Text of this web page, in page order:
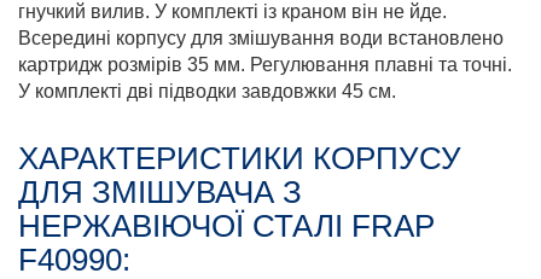
гнучкий вилив. У комплекті із краном він не йде.
Всередині корпусу для змішування води встановлено
картридж розмірів 35 мм. Регулювання плавні та точні.
У комплекті дві підводки завдовжки 45 см.
ХАРАКТЕРИСТИКИ КОРПУСУ
ДЛЯ ЗМІШУВАЧА З
НЕРЖАВІЮЧОЇ СТАЛІ FRAP
F40990: